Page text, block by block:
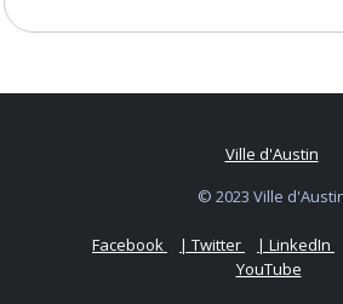
Ville d'Austin
© 2023 Ville
Facebook | Twitter | LinkedIn
YouTube